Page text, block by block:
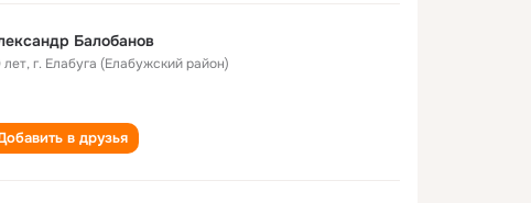
Балобанов
лет,г. Елабуга (Елабужский район)
в друзья